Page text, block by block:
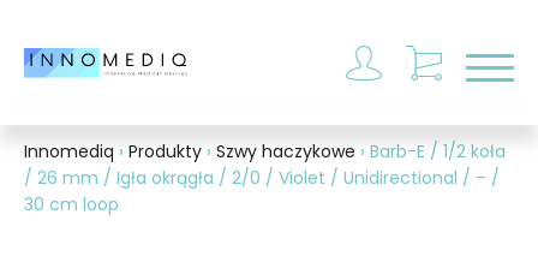
Innomediq › Produkty › Szwy haczykowe › Barb-E / 1/2 koła
/ 26 mm / Igła okrągła / 2/0 / Violet / Unidirectional / – /
30 cm loop